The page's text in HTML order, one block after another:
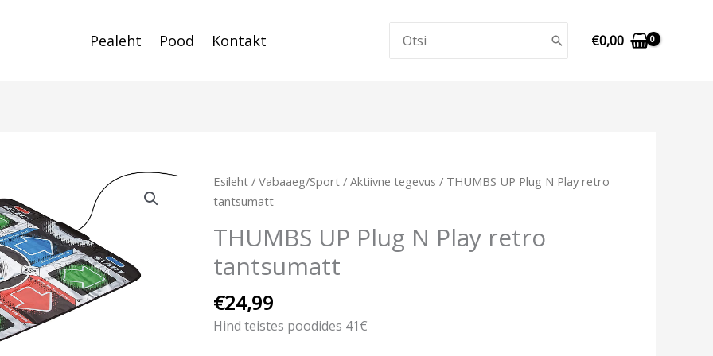
Pealeht Pood Kontakt
for:
€0,00
Esileht / Vabaaeg/Sport / Aktiivne tegevus / THUMBS UP Plug N Play retro
tantsumatt
THUMBS UP Plug N Play retro
tantsumatt
€24,99
Hind teistes poodides 41€